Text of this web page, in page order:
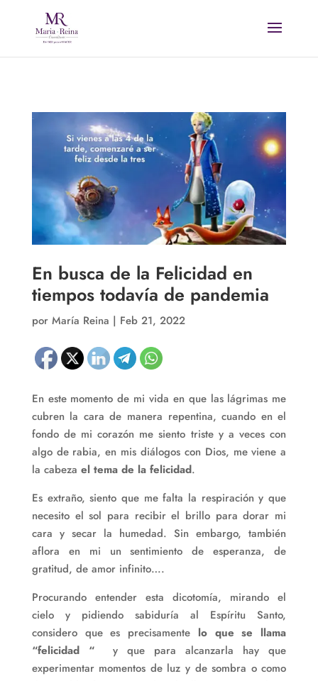
En busca de la Felicidad en
tiempos todavía de pandemia
por María Reina | Feb 21, 2022
En este momento de mi vida en que las lágrimas me
cubren la cara de manera repentina, cuando en el
fondo de mi corazón me siento triste y a veces con
algo de rabia, en mis diálogos con Dios, me viene a
la cabeza el tema de la felicidad.
Es extraño, siento que me falta la respiración y que
necesito el sol para recibir el brillo para dorar mi
cara y secar la humedad. Sin embargo, también
aflora en mi un sentimiento de esperanza, de
gratitud, de amor infinito….
Procurando entender esta dicotomía, mirando el
cielo y pidiendo sabiduría al Espíritu Santo,
considero que es precisamente lo que se llama
“felicidad “
y que para alcanzarla hay que
experimentar momentos de luz y de sombra o como